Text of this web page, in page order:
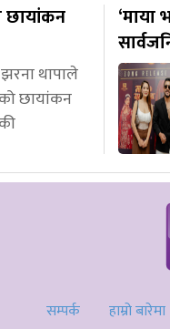
छायांकन
थापाले
छायांकन
‘माया
सम्पर्क हाम्रो बारेमा